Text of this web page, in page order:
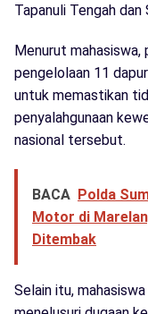
Tapanuli Tengah dan
Menurut mahasiswa,
pengelolaan 11
untuk memastikan
penyalahgunaan
nasional tersebut.
BACA Polda
Motor di
Ditembak
Selain itu,